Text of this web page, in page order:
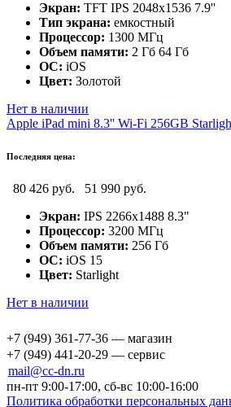
Экран: TFT IPS 2048x1536 7.9''
Тип экрана: емкостный
Процессор: 1300 МГц
Объем памяти: 2 Гб 64 Гб
ОС: iOS
Цвет: Золотой
Нет в наличии
Apple iPad mini 8.3'' Wi-Fi 256GB
Последняя цена:
80 426 руб.
51 990 руб.
Экран: IPS 2266x1488 8.3"
Процессор: 3200 МГц
Объем памяти: 256 Гб
ОС: iOS 15
Цвет: Starlight
Нет в наличии
+7 (949) 361-77-36 — магазин
+7 (949) 441-20-29 — сервис
mail@cc-dn.ru
пн-пт 9:00-17:00, сб-вс 10:00-16:00
Политика обработки персональных